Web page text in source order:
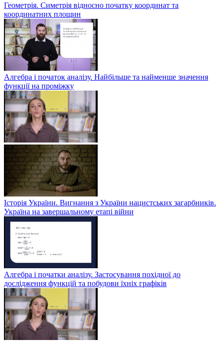
Геометрія. Симетрія відносно початку координат та
координатних площин
Алгебра і початок аналізу. Найбільше та найменше значення
функції на проміжку
Історія України. Вигнання з України нацистських загарбників.
Україна на завершальному етапі війни
Алгебра і початки аналізу. Застосування похідної до
дослідження функцій та побудови їхніх графіків